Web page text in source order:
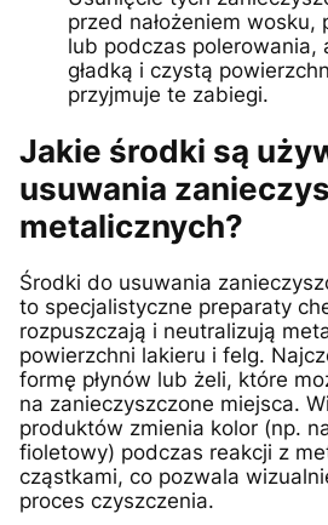
przed nałożeniem wosku,
lub podczas polerowania,
gładką i czystą
przyjmuje te zabiegi.
Jakie środki są
usuwania
metalicznych?
Środki do usuwania
to specjalistyczne preparaty
rozpuszczają i neutralizują
powierzchni lakieru i felg.
formę płynów lub żeli, które
na zanieczyszczone miejsca.
produktów zmienia kolor (np.
fioletowy) podczas reakcji z
cząstkami, co pozwala
proces czyszczenia.